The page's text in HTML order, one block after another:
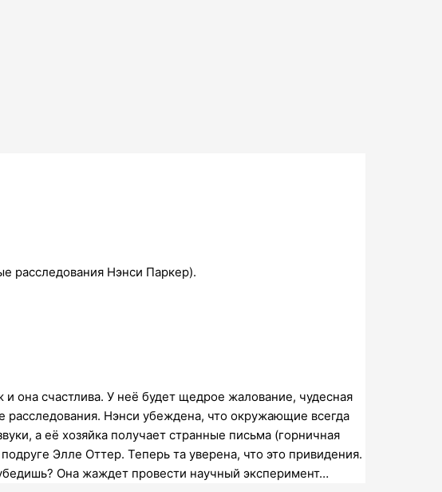
Нэнси Паркер).
она счастлива. У неё будет щедрое жалование, чудесная
Нэнси убеждена, что окружающие всегда
а её хозяйка получает странные письма (горничная
Элле Оттер. Теперь та уверена, что это привидения.
Она жаждет провести научный эксперимент…